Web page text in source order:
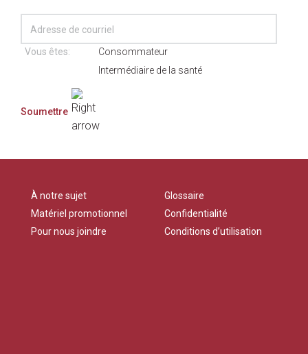
Vous êtes:
Consommateur
Intermédiaire de la santé
À notre sujet
Matériel promotionnel
Pour nous joindre
Glossaire
Confidentialité
Conditions d’utilisation